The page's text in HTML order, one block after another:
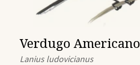
Verdugo Americano
Lanius ludovicianus